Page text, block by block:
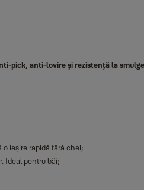
pick, anti-lovire și rezistență la
ieșire rapidă fără chei;
Ideal pentru băi;